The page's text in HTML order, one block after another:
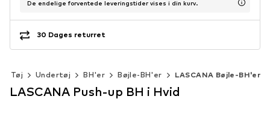
De endelige forventede leveringstider vises i din kurv.
30 Dages returret
Tøj Undertøj BH'er Bøjle-BH'er LASCANA Bøjle-BH'er
LASCANA Push-up BH i Hvid